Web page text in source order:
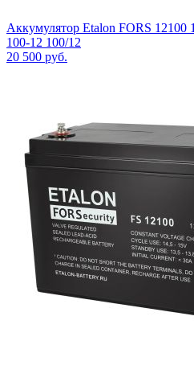
Аккумулятор Etalon FORS
100-12 100/12
20 500 руб.